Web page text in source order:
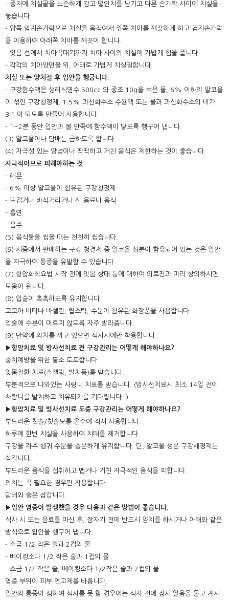
- 중지에 치실끝을 느슨하게 감고 몇인치를 남기고 다른 손가락 사이에 치실을
놓습니다.
- 양쪽 엄지손가락으로 치실을 움직여서 위쪽 치아를 깨끗하게 하고 검지손가락
을 이용하여 아래쪽 치아를 깨끗이 합니다.
- 잇몸 선에서 치아꼭대기까지 치아 사이의 치실에 가볍게 힘을 줍니다.
- 각각의 치아양면을 위, 아래로 가볍게 치실질합니다.
치실 또는 양치질 후 입안을 헹굽니다.
- 구강함수액은 생리식염수 500cc 와 중조 10g을 섞은 물, 6% 이하의 알코올
이 섞인 구강청정제, 1.5% 과산화수소 수용액 또는 물과 과산화수소의 비가
3:1 이 되도록 만들어 사용합니다.
- 1~2분 동안 입안과 볼 안쪽에 함수액이 닿도록 헹구어 냅니다.
(3) 알코올이나 담배는 금하도록 합니다.
(4) 자극성 있는 양념이나 딱딱하고 거친 음식은 제한하는 것이 좋습니다.
자극적이므로 피해야하는 것
- 레몬
- 6% 이상 알코올이 함유된 구강청정제
- 뜨겁거나 바삭거리거나 신 음료나 음식
- 흡연
- 음주
(5) 음식물을 씹을 때는 천천히 씹습니다.
(6) 시중에서 판매하는 구강 청결제 중 알코올 성분이 함유되어 있는 것은 입안
을 자극하여 통증을 유발할 수 있습니다.
(7) 항암화학요법 시작 전에 잇몸 상태 등에 대하여 의료진과 미리 상의하시면
도움이 됩니다.
(8) 입술이 촉촉하도록 유지합니다.
코코아 버터나 바셀린, 립스틱, 수분이 함유된 화장품을 사용합니다.
입술에 수분이 마르지 않도록 자주 발라줍니다.
(9) 만약에 의치를 끼고 있으면 식사시에만 착용합니다.
▶항암치료 및 방사선치료 전 구강관리는 어떻게 해야하나요?
충치예방을 위한 불소 도포합니다.
잇몸질환 치료(스켈링, 발치등)를 받습니다.
부분적으로 나와있는 사랑니 치료를 받습니다. (방사선치료시 최소 14일 전에
사랑니를 발치하고 치유되기를 기다립니다. )
▶항암치료 및 방사선치료 도중 구강관리는 어떻게 해야하나요?
부드러운 칫솔/칫솔모를 온수에 적셔 사용합니다.
하루에 한번 치실을 사용하여 치태를 제거합니다.
구강을 자주 헹궈 수분을 충분하게 유지합니다. 단, 알코올 성분 구강세정제는
삼갑니다.
부드러운 음식을 섭취하고 맵거나 거친 자극적인 음식을 피합니다.
의치는 꼭 필요한 경우만 착용합니다.
담배와 술은 삼갑니다.
▶입안 염증이 발생했을 경우 다음과 같은 방법이 좋습니다.
식사 시 또는 음료를 마신 후, 잠자기 전에 반드시 양치를 하시거나 아래와 같은
방식으로 입안을 헹구어 냅니다.
- 소금 1/2 작은 술과 2컵의 물
- 베이킹소다 1/2 작은 술과 1컵의 물
- 소금 1/2 작은 술, 베이킹소다 1/2작은 술과 2컵의 물
염증 부위에 피부 연고제를 바릅니다.
입안의 통증이 심하여 식사를 못 할 경우에는 식사 전에 잠시 얼음을 물고 계시